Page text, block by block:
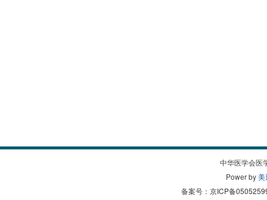
中华医学会医
Power by美
备案号： 京ICP备